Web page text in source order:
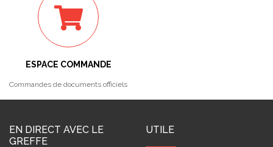
ESPACE COMMANDE
Commandes de documents officiels
EN DIRECT AVEC LE
GREFFE
UTILE